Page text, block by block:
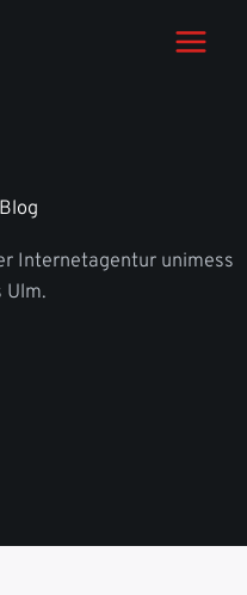
Internetagentur unimess
Ulm.